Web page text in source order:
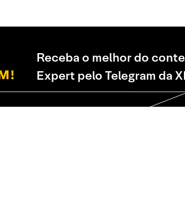
Receba o melhor do
Expert pelo Telegram da